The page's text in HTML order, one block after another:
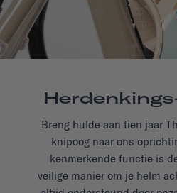
Breng hulde aan tien jaar
knipoog naar ons
kenmerkende functie is
veilige manier om je helm